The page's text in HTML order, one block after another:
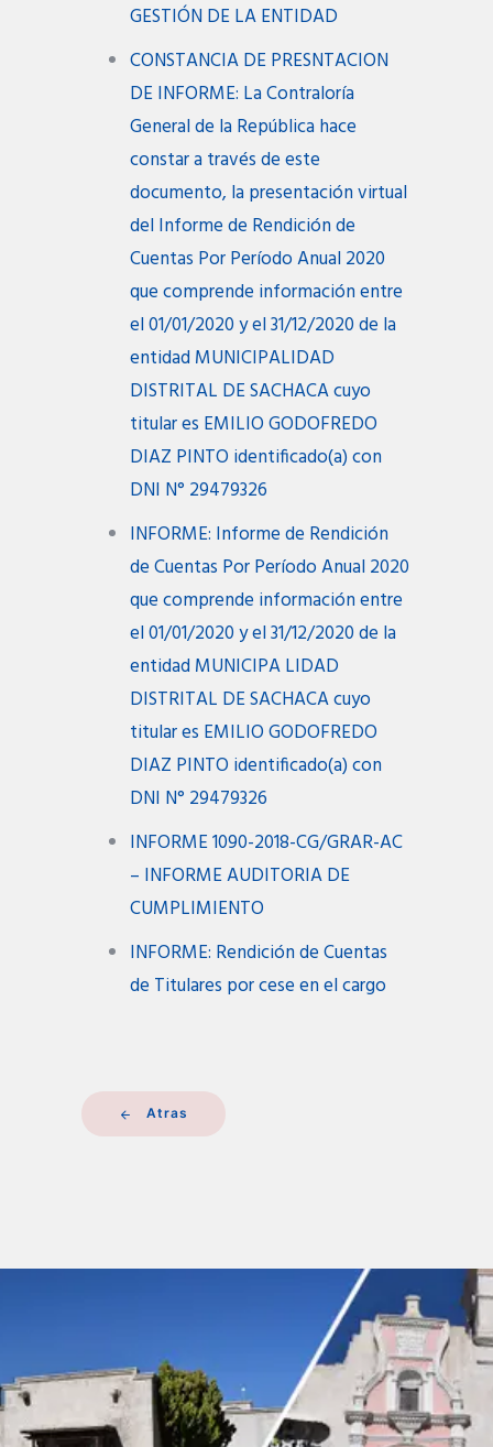
GESTIÓN DE LA ENTIDAD
CONSTANCIA DE PRESNTACION
DE INFORME: La Contraloría
General de la República hace
constar a través de este
documento, la presentación virtual
del Informe de Rendición de
Cuentas Por Período Anual 2020
que comprende información entre
el 01/01/2020 y el 31/12/2020 de la
entidad MUNICIPALIDAD
DISTRITAL DE SACHACA cuyo
titular es EMILIO GODOFREDO
DIAZ PINTO identificado(a) con
DNI N° 29479326
INFORME: Informe de Rendición
de Cuentas Por Período Anual 2020
que comprende información entre
el 01/01/2020 y el 31/12/2020 de la
entidad MUNICIPA LIDAD
DISTRITAL DE SACHACA cuyo
titular es EMILIO GODOFREDO
DIAZ PINTO identificado(a) con
DNI N° 29479326
INFORME 1090-2018-CG/GRAR-AC
– INFORME AUDITORIA DE
CUMPLIMIENTO
INFORME: Rendición de Cuentas
de Titulares por cese en el cargo
Atras